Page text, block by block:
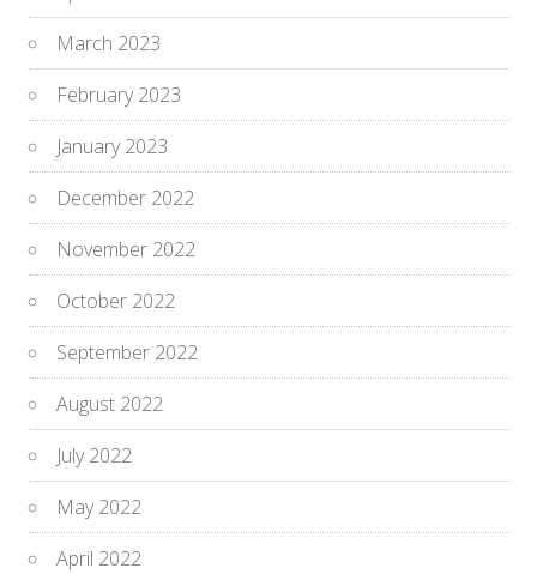
March 2023
February 2023
January 2023
December 2022
November 2022
October 2022
September 2022
August 2022
July 2022
May 2022
April 2022